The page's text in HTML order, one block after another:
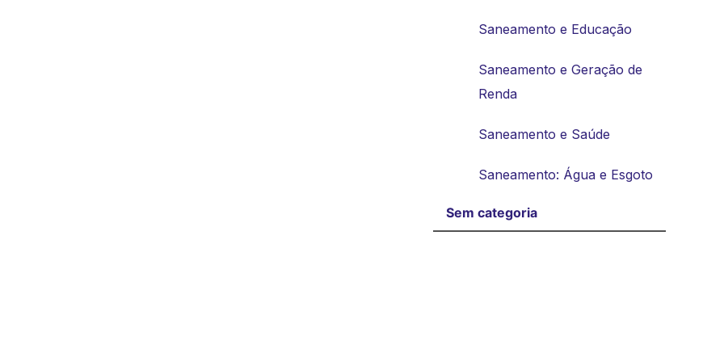
Saneamento e Educação
Saneamento e Geração de
Renda
Saneamento e Saúde
Saneamento: Água e Esgoto
Sem categoria